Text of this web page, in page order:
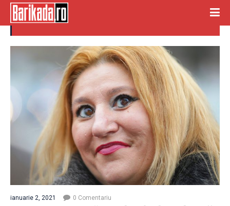
cotizatie
ianuarie 2, 2021 0 Comentariu